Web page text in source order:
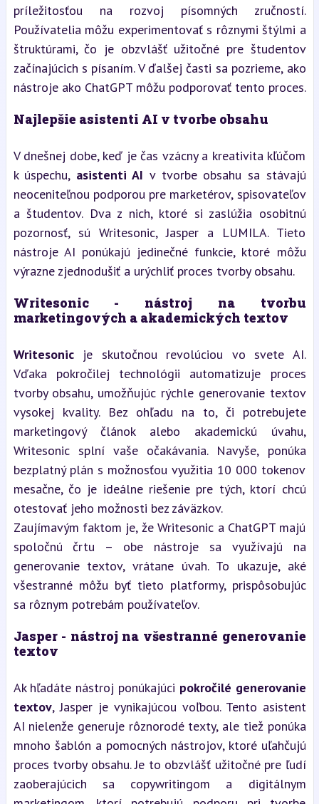
príležitosťou na rozvoj písomných zručností.
Používatelia môžu experimentovať s rôznymi štýlmi a
štruktúrami, čo je obzvlášť užitočné pre študentov
začínajúcich s písaním. V ďalšej časti sa pozrieme, ako
nástroje ako ChatGPT môžu podporovať tento proces.
Najlepšie asistenti AI v tvorbe obsahu
V dnešnej dobe, keď je čas vzácny a kreativita kľúčom
k úspechu, asistenti AI v tvorbe obsahu sa stávajú
neoceniteľnou podporou pre marketérov, spisovateľov
a študentov. Dva z nich, ktoré si zaslúžia osobitnú
pozornosť, sú Writesonic, Jasper a LUMILA. Tieto
nástroje AI ponúkajú jedinečné funkcie, ktoré môžu
výrazne zjednodušiť a urýchliť proces tvorby obsahu.
Writesonic - nástroj na tvorbu
marketingových a akademických textov
Writesonic je skutočnou revolúciou vo svete AI.
Vďaka pokročilej technológii automatizuje proces
tvorby obsahu, umožňujúc rýchle generovanie textov
vysokej kvality. Bez ohľadu na to, či potrebujete
marketingový článok alebo akademickú úvahu,
Writesonic splní vaše očakávania. Navyše, ponúka
bezplatný plán s možnosťou využitia 10 000 tokenov
mesačne, čo je ideálne riešenie pre tých, ktorí chcú
otestovať jeho možnosti bez záväzkov.
Zaujímavým faktom je, že Writesonic a ChatGPT majú
spoločnú črtu – obe nástroje sa využívajú na
generovanie textov, vrátane úvah. To ukazuje, aké
všestranné môžu byť tieto platformy, prispôsobujúc
sa rôznym potrebám používateľov.
Jasper - nástroj na všestranné generovanie
textov
Ak hľadáte nástroj ponúkajúci pokročilé generovanie
textov, Jasper je vynikajúcou voľbou. Tento asistent
AI nielenže generuje rôznorodé texty, ale tiež ponúka
mnoho šablón a pomocných nástrojov, ktoré uľahčujú
proces tvorby obsahu. Je to obzvlášť užitočné pre ľudí
zaoberajúcich sa copywritingom a digitálnym